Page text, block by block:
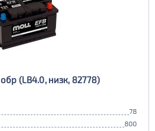
обр (LB4.0, низк, 82778)
78
800